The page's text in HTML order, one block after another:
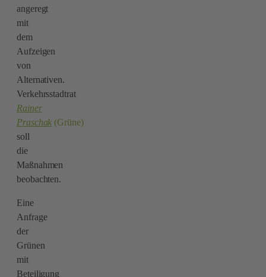
angeregt
mit
dem
Aufzeigen
von
Alternativen.
Verkehrsstadtrat
Rainer
Praschak (Grüne)
soll
die
Maßnahmen
beobachten.
Eine
Anfrage
der
Grünen
mit
Beteiligung